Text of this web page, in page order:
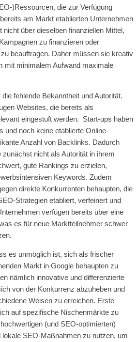
)Ressourcen, die zur Verfügung
am Markt etablierten Unternehmen
über dieselben finanziellen Mittel,
zu finanzieren oder
beauftragen. Daher müssen sie kreativ
mit minimalem Aufwand maximale
fehlende Bekanntheit und Autorität.
Websites, die bereits als
eingestuft werden. Start-ups haben
und noch keine etablierte Online-
Anzahl von Backlinks. Dadurch
nicht als Autorität in ihrem
gute Rankings zu erzielen,
Keywords. Zudem
direkte Konkurrenten behaupten, die
Strategien etabliert, verfeinert und
verfügen bereits über eine
es für neue Marktteilnehmer schwer
es unmöglich ist, sich als frischer
Markt in Google behaupten zu
nämlich innovative und differenzierte
von der Konkurrenz abzuheben und
Weisen zu erreichen. Erste
auf spezifische Nischenmärkte zu
(und SEO-optimierten)
SEO-Maßnahmen zu nutzen, um